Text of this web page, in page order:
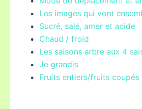
Les images qui vont
Sucré, salé, amer et acide
Chaud / froid
Les saisons arbre aux 4
Je grandis
Fruits entiers/fruits coupés